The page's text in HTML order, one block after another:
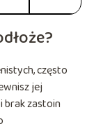
często
jej
brak zastoin